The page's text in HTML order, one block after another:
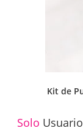
Kit de
Solo